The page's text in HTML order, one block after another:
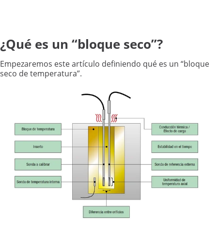
¿Qué es un “bloque seco”?
Empezaremos este artículo definiendo qué es un “bloque
seco de temperatura”.